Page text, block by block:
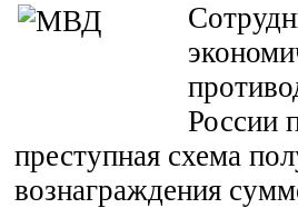
России
преступная схема
вознаграждения